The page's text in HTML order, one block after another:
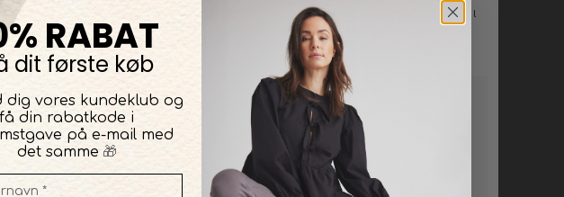
TIL MODTAGER
værdi til gavekortet og læg det i kurven. Efter afsluttet køb kan du
bruge eller sende gavekortet.
RABAT
dit første køb
dig vores kundeklub og
få din rabatkode i
på e-mail med
det samme 🎁